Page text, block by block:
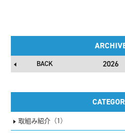
BACK 2026
取組み紹介（1）